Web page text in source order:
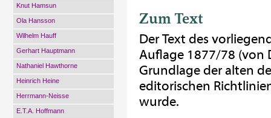
Knut Hamsun
Ola Hansson
Wilhelm Hauff
Gerhart Hauptmann
Nathaniel Hawthorne
Heinrich Heine
Herrmann-Neisse
E.T.A. Hoffmann
Zum Text
Der Text des
Auflage 1877/78 (von
Grundlage der alten
editorischen
wurde.